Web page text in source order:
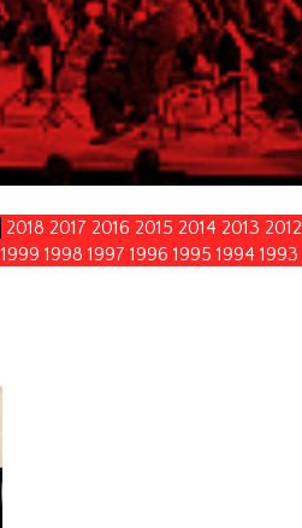
2018 2017 2016 2015 2014 2013 2012
1999 1998 1997 1996 1995 1994 1993